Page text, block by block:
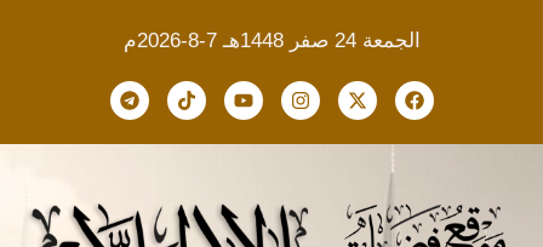
الجمعة 24 صفر 1448هـ 7-8-2026م